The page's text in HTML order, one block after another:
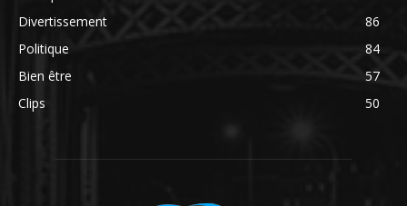
Divertissement
86
Politique
84
Bien être
57
Clips
50